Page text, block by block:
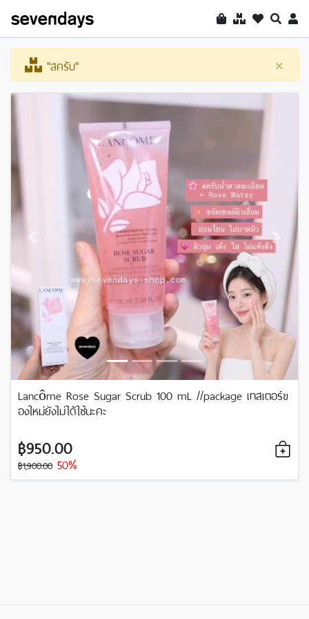
"สครับ" ×
Next
Lancôme Rose Sugar Scrub 100 mL //package เทสเตอร์ข
องใหม่ยังไม่ได้ใช้นะคะ
฿950.00
฿1,900.00 50%